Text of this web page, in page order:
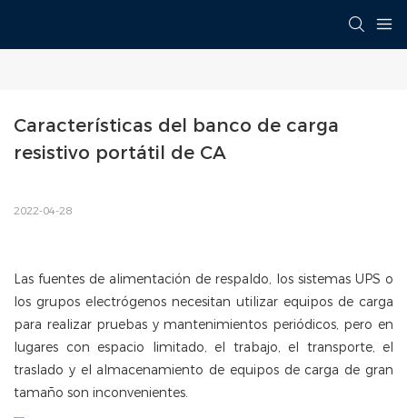
Características del banco de carga
resistivo portátil de CA
2022-04-28
Las fuentes de alimentación de respaldo, los sistemas UPS o
los grupos electrógenos necesitan utilizar equipos de carga
para realizar pruebas y mantenimientos periódicos, pero en
lugares con espacio limitado, el trabajo, el transporte, el
traslado y el almacenamiento de equipos de carga de gran
tamaño son inconvenientes.